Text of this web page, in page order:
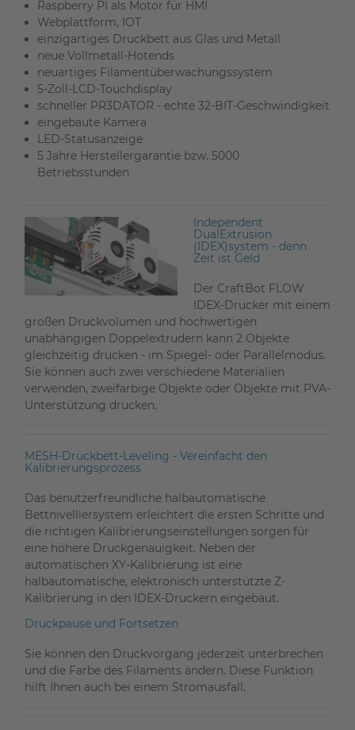
Raspberry PI als Motor für HMI
Webplattform, IOT
einzigartiges Druckbett aus Glas und Metall
neue Vollmetall-Hotends
neuartiges Filamentüberwachungssystem
5-Zoll-LCD-Touchdisplay
schneller PR3DATOR - echte 32-BIT-Geschwindigkeit
eingebaute Kamera
LED-Statusanzeige
5 Jahre Herstellergarantie bzw. 5000
Betriebsstunden
Independent
DualExtrusion
(IDEX)system - denn
Zeit ist Geld
Der CraftBot FLOW
IDEX-Drucker mit einem
großen Druckvolumen und hochwertigen
unabhängigen Doppelextrudern kann 2 Objekte
gleichzeitig drucken - im Spiegel- oder Parallelmodus.
Sie können auch zwei verschiedene Materialien
verwenden, zweifarbige Objekte oder Objekte mit PVA-
Unterstützung drucken.
MESH-Druckbett-Leveling - Vereinfacht den
Kalibrierungsprozess
Das benutzerfreundliche halbautomatische
Bettnivelliersystem erleichtert die ersten Schritte und
die richtigen Kalibrierungseinstellungen sorgen für
eine höhere Druckgenauigkeit. Neben der
automatischen XY-Kalibrierung ist eine
halbautomatische, elektronisch unterstützte Z-
Kalibrierung in den IDEX-Druckern eingebaut.
Druckpause und Fortsetzen
Sie können den Druckvorgang jederzeit unterbrechen
und die Farbe des Filaments ändern. Diese Funktion
hilft Ihnen auch bei einem Stromausfall.